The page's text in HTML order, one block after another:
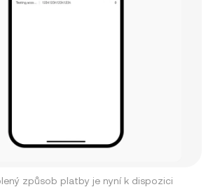
způsob platby je nyní k dispozici